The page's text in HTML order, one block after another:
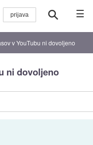
☰
v YouTubu ni dovoljeno
ni dovoljeno